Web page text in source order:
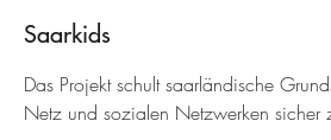
Saarkids
Das Projekt schult saarländische
Netz und sozialen Netzwerken sicher